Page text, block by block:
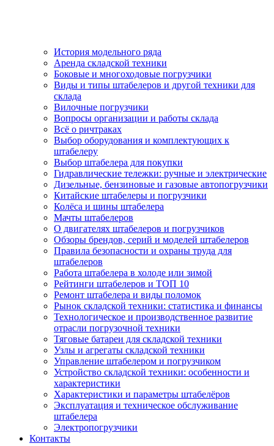
История модельного ряда
Аренда складской техники
Боковые и многоходовые погрузчики
Виды и типы штабелеров и другой техники для
склада
Вилочные погрузчики
Вопросы организации и работы склада
Всё о ричтраках
Выбор оборудования и комплектующих к
штабелеру
Выбор штабелера для покупки
Гидравлические тележки: ручные и электрические
Дизельные, бензиновые и газовые автопогрузчики
Китайские штабелеры и погрузчики
Колёса и шины штабелера
Мачты штабелеров
О двигателях штабелеров и погрузчиков
Обзоры брендов, серий и моделей штабелеров
Правила безопасности и охраны труда для
штабелеров
Работа штабелера в холоде или зимой
Рейтинги штабелеров и ТОП 10
Ремонт штабелера и виды поломок
Рынок складской техники: статистика и финансы
Технологическое и производственное развитие
отрасли погрузочной техники
Тяговые батареи для складской техники
Узлы и агрегаты складской техники
Управление штабелером и погрузчиком
Устройство складской техники: особенности и
характеристики
Характеристики и параметры штабелёров
Эксплуатация и техническое обслуживание
штабелера
Электропогрузчики
Контакты